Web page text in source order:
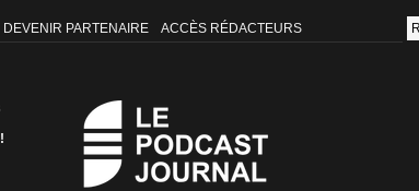
DEVENIR PARTENAIRE ACCÈS RÉDACTEURS